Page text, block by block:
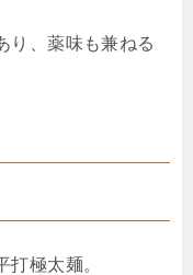
り、薬味も兼ねる
打極太麺。